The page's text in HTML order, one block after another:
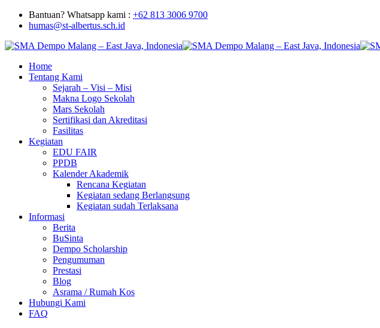
Bantuan? Whatsapp kami : +62 813 3006 9700
humas@st-albertus.sch.id
Home
Tentang Kami
Sejarah – Visi – Misi
Makna Logo Sekolah
Mars Sekolah
Sertifikasi dan Akreditasi
Fasilitas
Kegiatan
EDU FAIR
PPDB
Kalender Akademik
Rencana Kegiatan
Kegiatan sedang Berlangsung
Kegiatan sudah Terlaksana
Informasi
Berita
BuSinta
Dempo Scholarship
Pengumuman
Prestasi
Blog
Asrama / Rumah Kos
Hubungi Kami
FAQ